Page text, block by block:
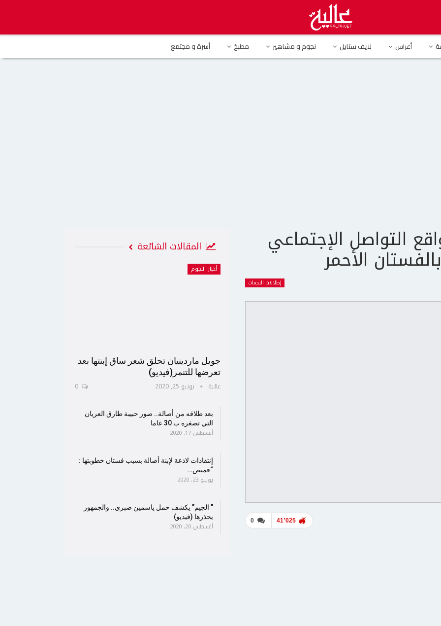
أعراس لايف ستايل نجوم و مشاهير مطبخ أسرة و مجتمع
التواصل الإجتماعي بإطلالة جذابة أنثوية بالفستان الأحمر
التواصل الإجتماعي
الأحمر
إطلالات النجمات
0 41٬025
المقالات الشائعة
أخبار النجوم
جويل ماردينيان تحلق شعر ساق إبنتها بعد
تعرضها للتنمر(فيديو)
عالية يونيو 25, 2020
بعد طلاقه من أصالة.. صور حبيبة طارق العريان
التي تصغره ب 30 عاما
أغسطس 17, 2020
إنتقادات لاذعة لإبنة أصالة بسبب فستان خطوبتها :
“قميص…
يوليو 23, 2020
” الجيم” يكشف حمل ياسمين صبري.. والجمهور
يحذرها (فيديو)
أغسطس 20, 2020